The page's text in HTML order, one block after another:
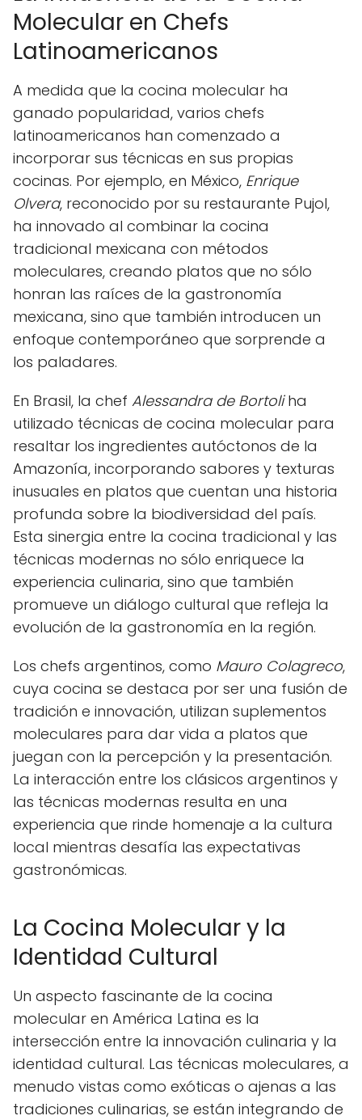
Molecular en Chefs
Latinoamericanos
A medida que la cocina molecular ha
ganado popularidad, varios chefs
latinoamericanos han comenzado a
incorporar sus técnicas en sus propias
cocinas. Por ejemplo, en México, Enrique
Olvera, reconocido por su restaurante Pujol,
ha innovado al combinar la cocina
tradicional mexicana con métodos
moleculares, creando platos que no sólo
honran las raíces de la gastronomía
mexicana, sino que también introducen un
enfoque contemporáneo que sorprende a
los paladares.
En Brasil, la chef Alessandra de Bortoliha
utilizado técnicas de cocina molecular para
resaltar los ingredientes autóctonos de la
Amazonía, incorporando sabores y texturas
inusuales en platos que cuentan una historia
profunda sobre la biodiversidad del país.
Esta sinergia entre la cocina tradicional y las
técnicas modernas no sólo enriquece la
experiencia culinaria, sino que también
promueve un diálogo cultural que refleja la
evolución de la gastronomía en la región.
Los chefs argentinos, como Mauro Colagreco,
cuya cocina se destaca por ser una fusión de
tradición e innovación, utilizan suplementos
moleculares para dar vida a platos que
juegan con la percepción y la presentación.
La interacción entre los clásicos argentinos y
las técnicas modernas resulta en una
experiencia que rinde homenaje a la cultura
local mientras desafía las expectativas
gastronómicas.
La Cocina Molecular y la
Identidad Cultural
Un aspecto fascinante de la cocina
molecular en América Latina es la
intersección entre la innovación culinaria y la
identidad cultural. Las técnicas moleculares, a
menudo vistas como exóticas o ajenas a las
tradiciones culinarias, se están integrando de